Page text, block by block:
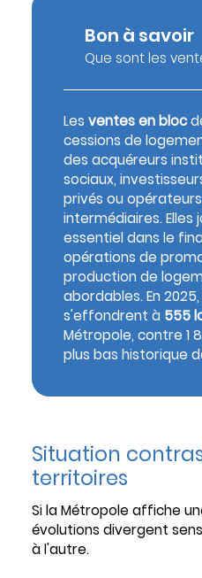
Bon à savoir
Que sont les
Les ventes en bloc
cessions de
des acquéreurs
sociaux,
privés ou
intermédiaires. Elles
essentiel dans le
opérations de
production de
abordables. En
s'effondrent à 555
Métropole, contre 1
plus bas historique
Situation
territoires
Si la Métropole affiche
évolutions divergent
à l'autre.